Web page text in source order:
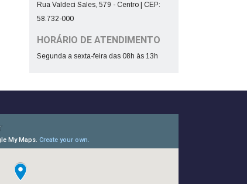
Rua Valdeci Sales, 579 - Centro | CEP:
58.732-000
HORÁRIO DE ATENDIMENTO
Segunda a sexta-feira das 08h às 13h